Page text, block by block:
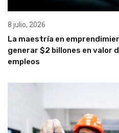
8 julio, 2026
La maestría en
generar $2 billones en valor
empleos